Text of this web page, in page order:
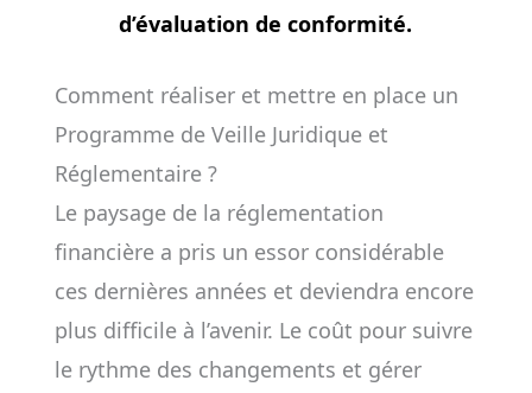
d’évaluation de conformité.
Comment réaliser et mettre en place un
Programme de Veille Juridique et
Réglementaire ?
Le paysage de la réglementation
financière a pris un essor considérable
ces dernières années et deviendra encore
plus difficile à l’avenir. Le coût pour suivre
le rythme des changements et gérer